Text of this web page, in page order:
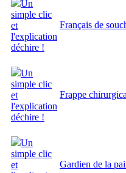
Un
simple clic
et
l'explication
déchire !
Français de
Un
simple clic
et
l'explication
déchire !
Frappe
Un
simple clic
et
Gardien de la